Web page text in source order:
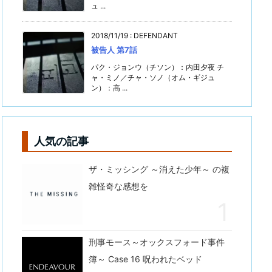
ュ ...
2018/11/19 : DEFENDANT
被告人 第7話
パク・ジョンウ（チソン）：内田夕夜 チ
ャ・ミノ／チャ・ソノ（オム・ギジュ
ン）：高 ...
人気の記事
ザ・ミッシング ～消えた少年～ の複
雑怪奇な感想を
刑事モース～オックスフォード事件
簿～ Case 16 呪われたベッド